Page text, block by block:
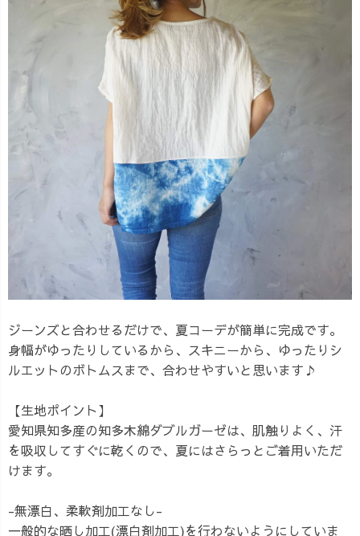
ジーンズと合わせるだけで、夏コーデが簡単に完成です。
身幅がゆったりしているから、スキニーから、ゆったりシ
ルエットのボトムスまで、合わせやすいと思います♪
【生地ポイント】
愛知県知多産の知多木綿ダブルガーゼは、肌触りよく、汗
を吸収してすぐに乾くので、夏にはさらっとご着用いただ
けます。
-無漂白、柔軟剤加工なし-
一般的な晒し加工(漂白剤加工)を行わないようにしていま